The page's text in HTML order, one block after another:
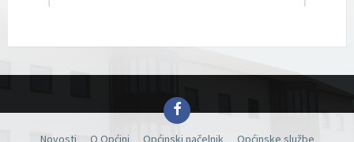
Facebook
Novosti O Općini Općinski načelnik Općinske službe